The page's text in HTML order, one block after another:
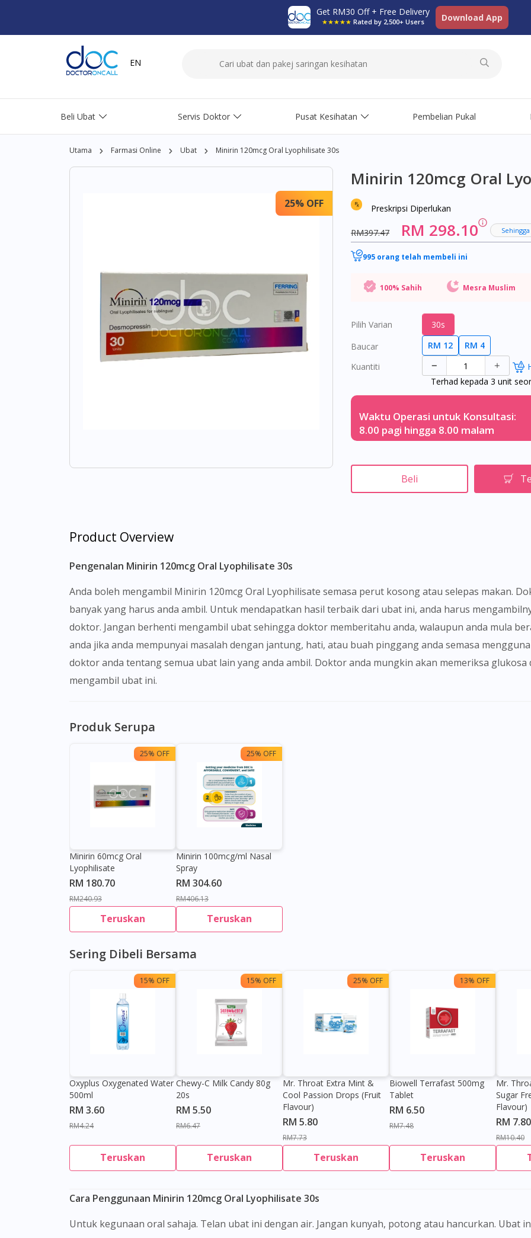
Get RM30 Off + Free Delivery
★★★★★ Rated by 2,500+ Users Download App
EN
Beli Ubat Servis Doktor Pusat Kesihatan Pembelian Pukal
Utama Farmasi Online Ubat Minirin 120mcg Oral Lyophilisate 30s
25% OFF
Minirin 120mcg Oral
Preskripsi Diperlukan
RM397.47 RM 298.10
995 orang telah membeli ini
100% Sahih Mesra Muslim
Pilih Varian
30s
Baucar
RM 12
RM 4
Kuantiti
Terhad kepada 3 unit
Waktu Operasi untuk Konsultasi:
8.00 pagi hingga 8.00 malam
Beli
Product Overview
Pengenalan Minirin 120mcg Oral Lyophilisate 30s
Anda boleh mengambil Minirin 120mcg Oral Lyophilisate semasa perut kosong atau selepas makan. Doktor akan menentukan dos dan berapa
banyak yang harus anda ambil. Untuk mendapatkan hasil terbaik dari ubat ini, anda harus
doktor. Jangan berhenti mengambil ubat sehingga doktor memberitahu anda, walaupun anda mula
anda jika anda mempunyai masalah dengan jantung, hati, atau buah pinggang anda semasa
doktor anda tentang semua ubat lain yang anda ambil. Doktor anda mungkin akan memeriksa glukosa
mengambil ubat ini.
Produk Serupa
25% OFF
Minirin 60mcg Oral
Lyophilisate
RM 180.70
RM240.93
Teruskan
25% OFF
Minirin 100mcg/ml Nasal
Spray
RM 304.60
RM406.13
Teruskan
Sering Dibeli Bersama
15% OFF
Oxyplus Oxygenated Water
500ml
RM 3.60
RM4.24
Teruskan
15% OFF
Chewy-C Milk Candy 80g
20s
RM 5.50
RM6.47
Teruskan
25% OFF
Mr. Throat Extra Mint &
Cool Passion Drops (Fruit
Flavour)
RM 5.80
RM7.73
Teruskan
13% OFF
Biowell Terrafast 500mg
Tablet
RM 6.50
RM7.48
Teruskan
Mr.
Sugar
Flavour)
RM 7.80
RM10.40
Cara Penggunaan Minirin 120mcg Oral Lyophilisate 30s
Untuk kegunaan oral sahaja. Telan ubat ini dengan air. Jangan kunyah, potong atau hancurkan. Ubat